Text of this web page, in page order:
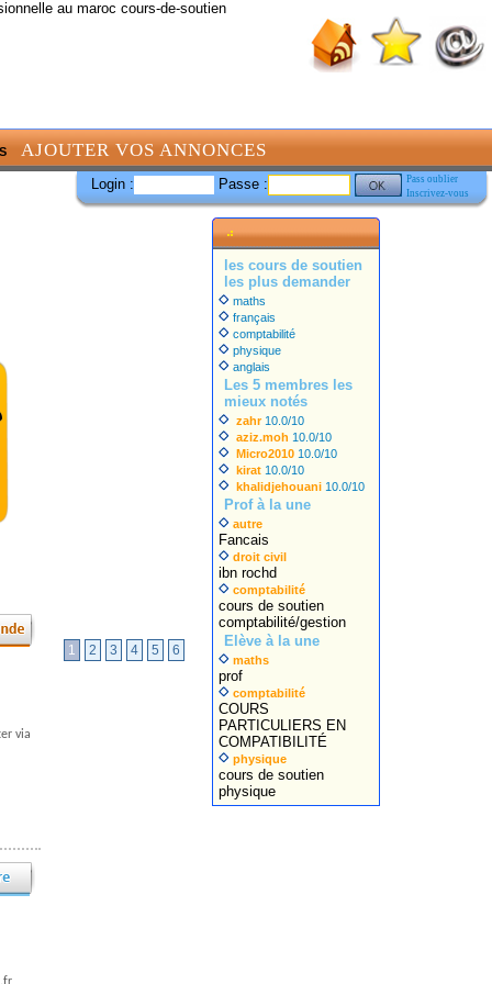
au maroc cours-de-soutien
AJOUTER VOS ANNONCES
Login : Passe :
Pass oublier
Inscrivez-vous
via
1 2 3 4 5 6
les cours de soutien
les plus demander
maths
français
comptabilité
physique
anglais
Les 5 membres les
mieux notés
zahr 10.0/10
aziz.moh 10.0/10
Micro2010 10.0/10
kirat 10.0/10
khalidjehouani 10.0/10
Prof à la une
autre
Fancais
droit civil
ibn rochd
comptabilité
cours de soutien
comptabilité/gestion
Elève à la une
maths
prof
comptabilité
COURS
PARTICULIERS EN
COMPATIBILITÉ
physique
cours de soutien
physique